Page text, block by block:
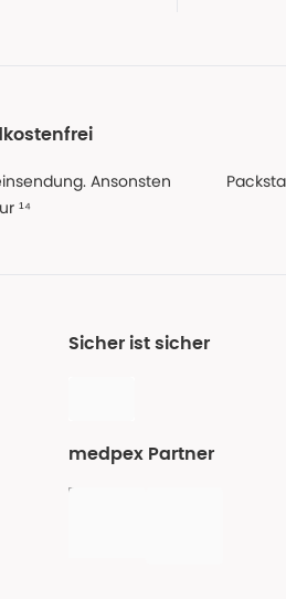
Ansonsten
¹⁴
Sicher ist sicher
medpex Partner